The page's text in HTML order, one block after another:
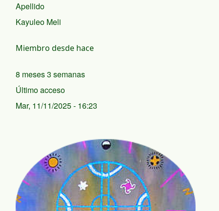
Apellido
Kayuleo Meli
Miembro desde hace
8 meses 3 semanas
Último acceso
Mar, 11/11/2025 - 16:23